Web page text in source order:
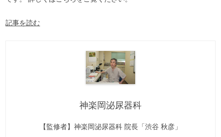
記事を読む
神楽岡泌尿器科
【監修者】神楽岡泌尿器科 院長「渋谷 秋彦」